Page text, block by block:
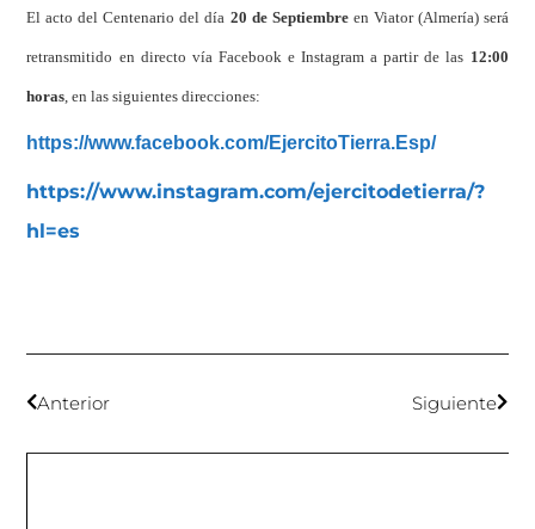
El acto del Centenario del día 20 de Septiembreen Viator (Almería) será
retransmitido en directo vía Facebook e Instagram a partir de las 12:00
horas, en las siguientes direcciones:
https://www.facebook.com/EjercitoTierra.Esp/
https://www.instagram.com/ejercitodetierra/?
hl=es
Anterior Siguiente